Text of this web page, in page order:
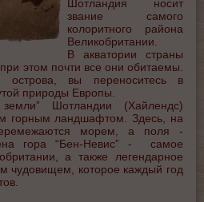
Шотландия носит
звание самого
колоритного района
Великобритании.
В акватории страны
этом почти все они обитаемы.
вы переноситесь в
природы Европы.
Шотландии (Хайлендс)
горным ландшафтом. Здесь, на
морем, а поля -
гора “Бен-Невис” - самое
а также легендарное
чудовищем, которое каждый год